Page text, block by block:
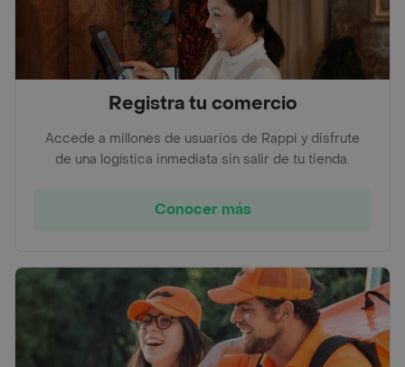
Registra tu comercio
Accede a millones de usuarios de Rappi y disfrute
de una logística inmediata sin salir de tu tienda.
Conocer más